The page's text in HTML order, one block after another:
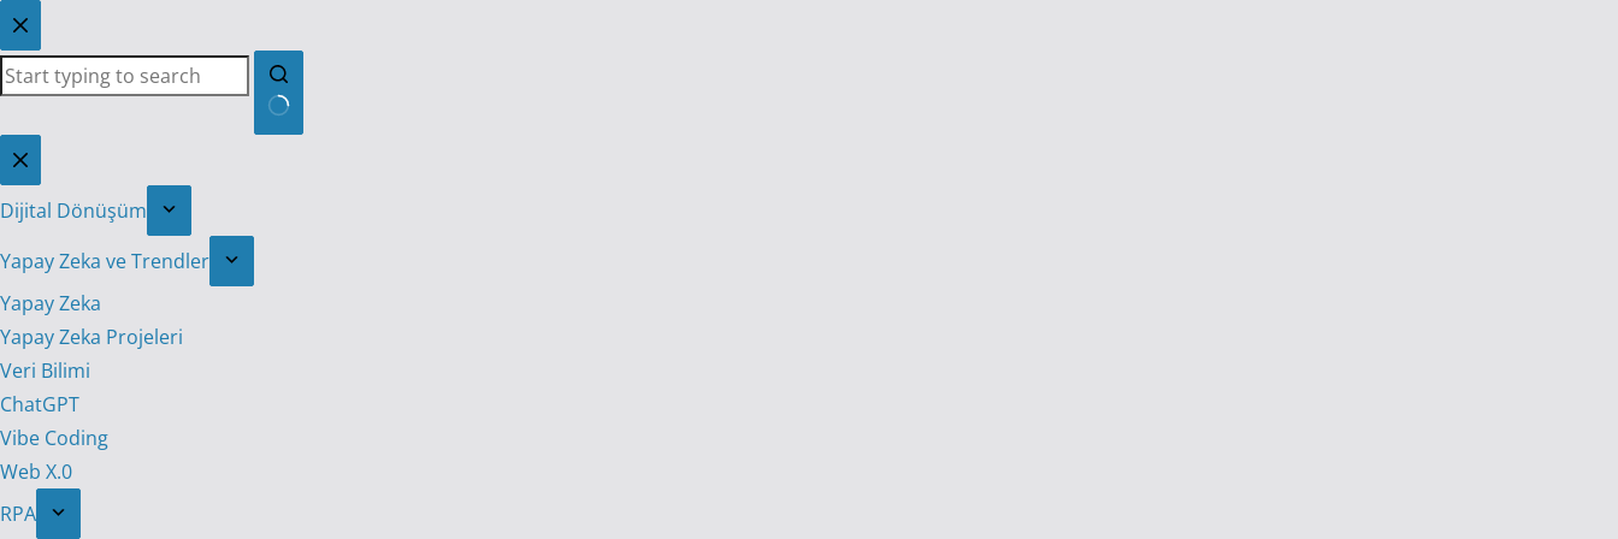
Skip
to
content
No
results
Dijital Dönüşüm
Yapay Zeka ve Trendler
Yapay Zeka
Yapay Zeka Projeleri
Veri Bilimi
ChatGPT
Vibe Coding
Web X.0
RPA